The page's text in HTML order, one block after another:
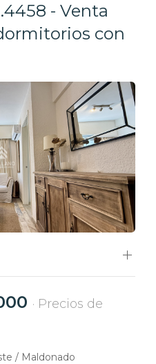
- Venta
con
· Precios de
/ Maldonado